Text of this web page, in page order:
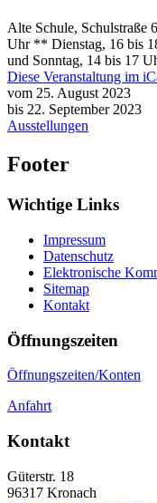
Alte Schule, Schulstraße
Uhr ** Dienstag, 16 bis
und Sonntag, 14 bis 17
Diese Veranstaltung im
vom 25. August 2023
bis 22. September 2023
Ausstellungen
Footer
Wichtige Links
Impressum
Datenschutz
Elektronische
Sitemap
Kontakt
Öffnungszeiten
Öffnungszeiten/Konten
Anfahrt
Kontakt
Güterstr. 18
96317 Kronach